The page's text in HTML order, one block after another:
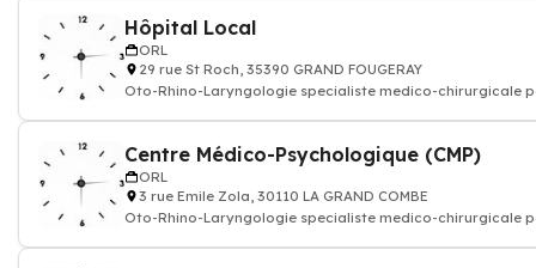
Hôpital Local
ORL
29 rue St Roch, 35390 GRAND FOUGERAY
Oto-Rhino-Laryngologie specialiste medico-chirurgicale
Centre Médico-Psychologique (CMP)
ORL
3 rue Emile Zola, 30110 LA GRAND COMBE
Oto-Rhino-Laryngologie specialiste medico-chirurgicale